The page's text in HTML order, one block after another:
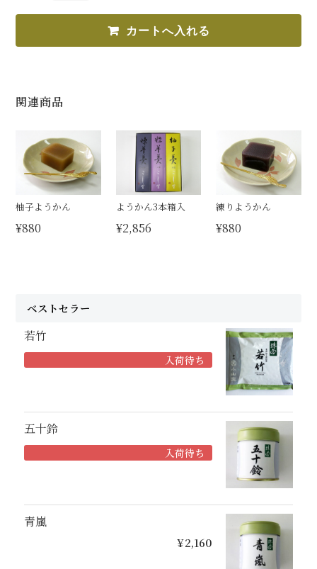
関連商品
柚子ようかん
¥880
ようかん3本箱入
¥2,856
練りようかん
¥880
ベストセラー
若竹
入荷待ち
五十鈴
入荷待ち
青嵐
¥2,160